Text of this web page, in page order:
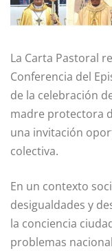
La Carta Pastoral
Conferencia del
de la celebración
madre protectora
una invitación
colectiva.
En un contexto
desigualdades y
la conciencia
problemas